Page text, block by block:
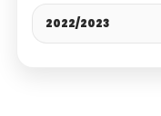
2022/2023